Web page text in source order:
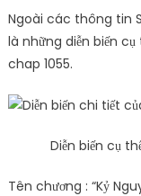
Ngoài các thông tin
là những diễn biến
chap 1055.
Diễn biến cụ
Tên chương : “Kỷ